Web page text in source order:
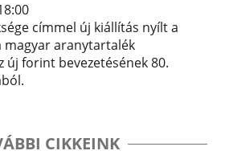
címmel új kiállítás nyílt a
magyar aranytartalék
új forint bevezetésének 80.
CIKKEINK